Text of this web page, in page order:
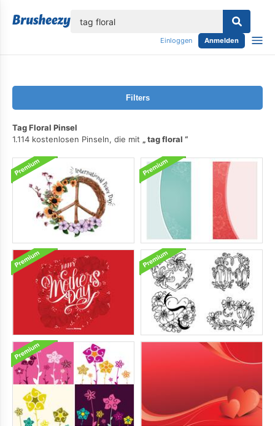
Einloggen Anmelden
Filters
Tag Floral Pinsel
1.114 kostenlosen Pinseln, die mit
tag floral